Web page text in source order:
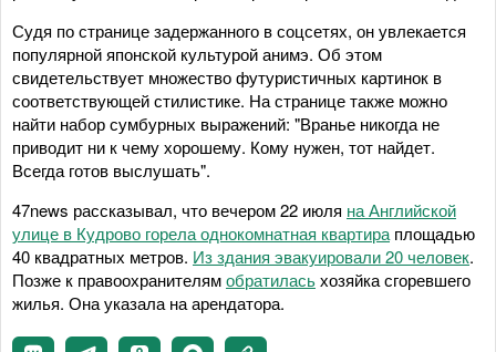
Судя по странице задержанного в соцсетях, он увлекается
популярной японской культурой анимэ. Об этом
свидетельствует множество футуристичных картинок в
соответствующей стилистике. На странице также можно
найти набор сумбурных выражений: "Вранье никогда не
приводит ни к чему хорошему. Кому нужен, тот найдет.
Всегда готов выслушать".
47news рассказывал, что вечером 22 июля на Английской
улице в Кудрово горела однокомнатная квартира площадью
40 квадратных метров. Из здания эвакуировали 20 человек.
Позже к правоохранителямобратиласьхозяйка сгоревшего
жилья. Она указала на арендатора.